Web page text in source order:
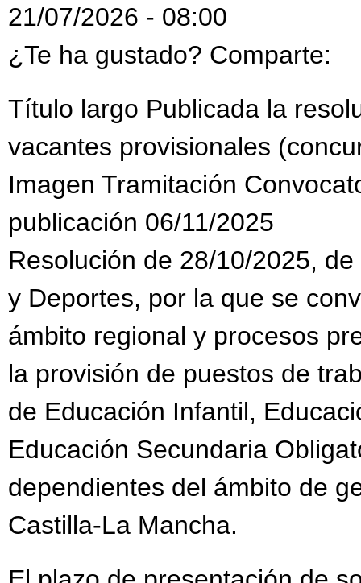
21/07/2026 - 08:00
¿Te ha gustado? Comparte:
Título largo Publicada la
vacantes provisionales
Imagen Tramitación
publicación 06/11/2025
Resolución de 28/10/2025,
y Deportes, por la que se
ámbito regional y procesos
la provisión de puestos de
de Educación Infantil,
Educación Secundaria
dependientes del ámbito de
Castilla-La Mancha.